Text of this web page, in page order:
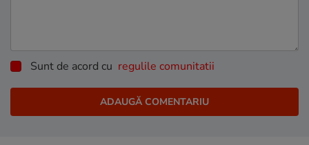
Sunt de acord cu regulile comunitatii